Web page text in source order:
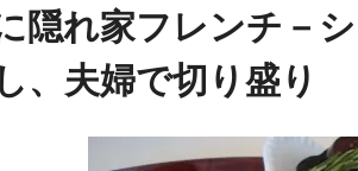
隠れ家フレンチ－
、夫婦で切り盛り